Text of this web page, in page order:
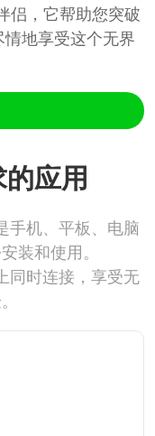
侣，它帮助您突破
地享受这个无界
应用
手机、平板、电脑
装和使用。
同时连接，享受无